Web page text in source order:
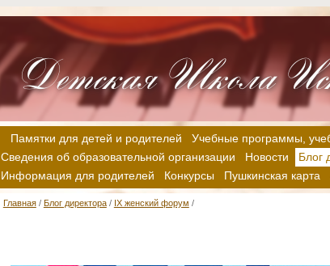
Памятки для детей и родителей Учебные программы,
Сведения об образовательной организации
Новости Блог
Информация для родителей
Конкурсы Пушкинская карта
Главная/ Блог директора/ IX женский форум /